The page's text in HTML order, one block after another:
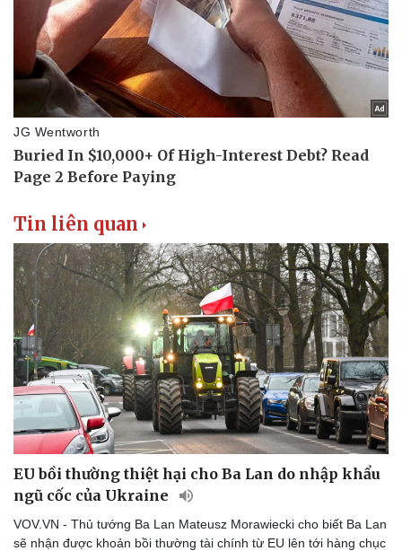
Tin liên quan
EU bồi thường thiệt hại cho Ba Lan do nhập khẩu
ngũ cốc của Ukraine
VOV.VN - Thủ tướng Ba Lan Mateusz Morawiecki cho biết Ba Lan
sẽ nhận được khoản bồi thường tài chính từ EU lên tới hàng chục